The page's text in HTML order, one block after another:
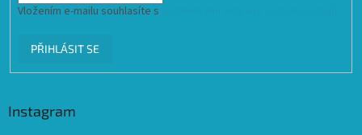
Vložením e-mailu souhlasíte s
PŘIHLÁSIT SE
Instagram